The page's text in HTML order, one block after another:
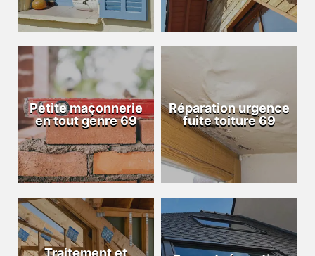
Petite maçonnerie
en tout genre 69
Réparation urgence
fuite toiture 69
Traitement et